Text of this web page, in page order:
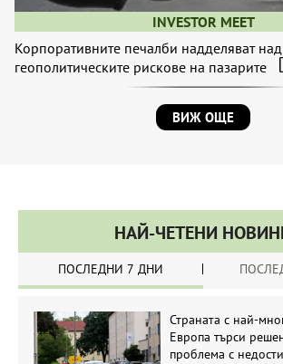
INVESTOR MEET
Корпоративните печалби надделяват над
геополитическите рискове на пазарите
ВИЖ ОЩЕ
НАЙ-ЧЕТЕНИ
ПОСЛЕДНИ 7 ДНИ
Страната с най-
Европа търси
проблема с